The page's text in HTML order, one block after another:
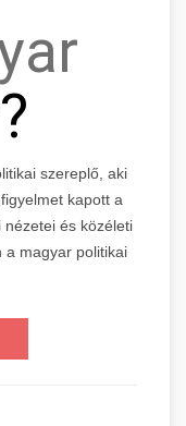
?
szereplő, aki
kapott a
nézetei és közéleti
a magyar politikai